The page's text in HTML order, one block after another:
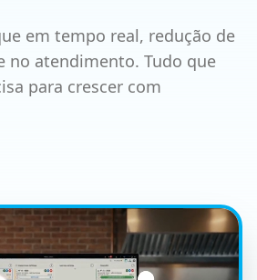
em tempo real, redução de
no atendimento. Tudo que
para crescer com